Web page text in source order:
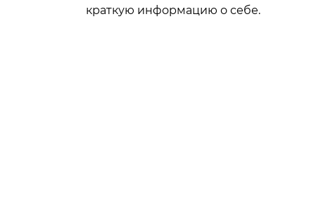
краткую информацию о себе.